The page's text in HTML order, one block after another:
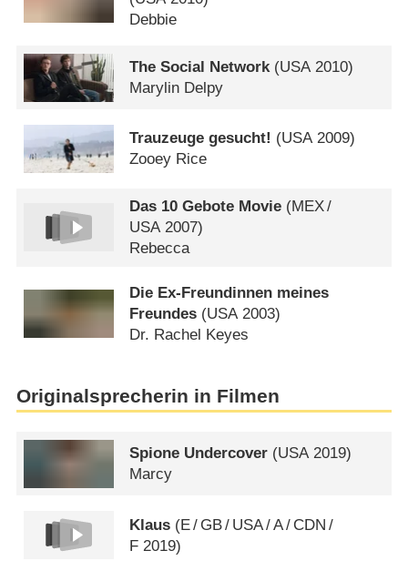
Debbie
The Social Network(USA2010)
Marylin Delpy
Trauzeuge gesucht! (USA2009)
Zooey Rice
Das 10 Gebote Movie (MEX/
USA2007)
Rebecca
Die Ex-Freundinnen meines
Freundes (USA 2003)
Dr. Rachel Keyes
Originalsprecherin in Filmen
Spione Undercover (USA2019)
Marcy
Klaus (E/ GB/ USA/A/ CDN /
F 2019)